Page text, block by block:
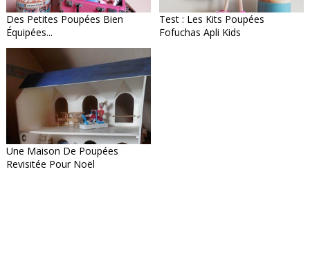
Des Petites Poupées Bien
Équipées...
Test : Les Kits Poupées
Fofuchas Apli Kids
Une Maison De Poupées
Revisitée Pour Noël